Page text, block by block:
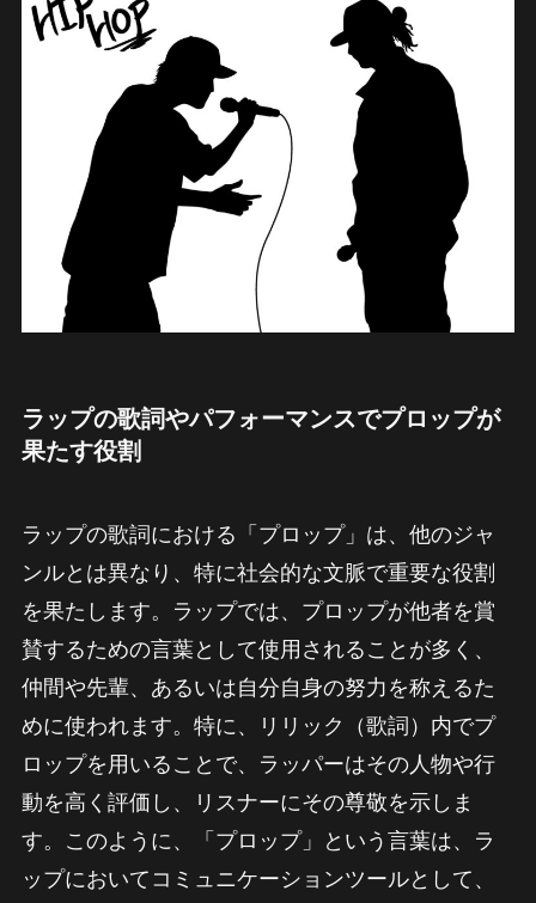
ラップの歌詞やパフォーマンスでプロップが
果たす役割
ラップの歌詞における「プロップ」は、他のジャ
ンルとは異なり、特に社会的な文脈で重要な役割
を果たします。ラップでは、プロップが他者を賞
賛するための言葉として使用されることが多く、
仲間や先輩、あるいは自分自身の努力を称えるた
めに使われます。特に、リリック（歌詞）内でプ
ロップを用いることで、ラッパーはその人物や行
動を高く評価し、リスナーにその尊敬を示しま
す。このように、「プロップ」という言葉は、ラ
ップにおいてコミュニケーションツールとして、